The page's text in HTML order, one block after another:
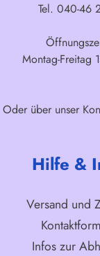
Tel. 040-46
Montag-Freitag
Oder über unser
Hilfe &
Versand und
Infos zur